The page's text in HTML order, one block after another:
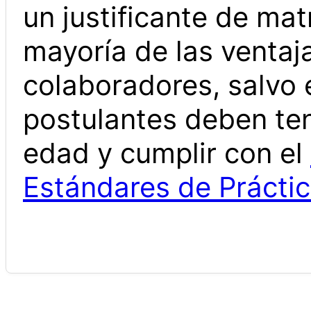
un justificante de
mayoría de las
colaboradores, salvo
postulantes deben
edad y cumplir con el
Estándares de